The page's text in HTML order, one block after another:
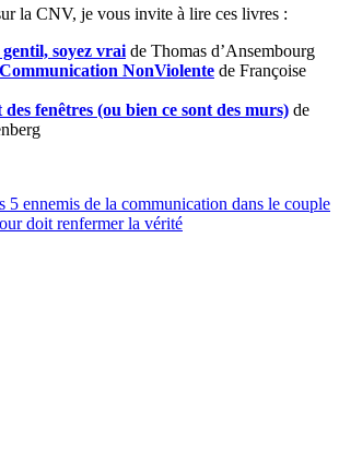
la CNV, je vous invite à lire ces livres :
gentil, soyez vrai de Thomas d’Ansembourg
NonViolente de Françoise
des fenêtres (ou bien ce sont des murs) de
5 ennemis de la communication dans le couple
doit renfermer la vérité